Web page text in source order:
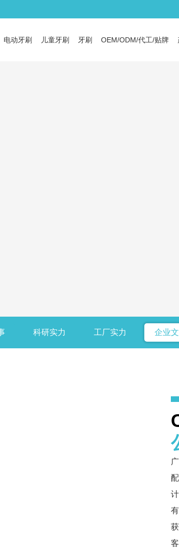
电动牙刷 儿童牙刷 牙刷 OEM/ODM/代工/贴牌
科研实力 工厂实力 企业